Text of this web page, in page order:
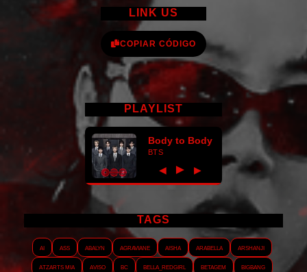
LINK US
COPIAR CÓDIGO
PLAYLIST
Body to Body
BTS
◀ ► ▶
TAGS
AI ASS Abalyn Agraviane Aisha Arabella
Arshanji
Atzarts Mia
Aviso BC Bella_RedGirl Betagem Bigbang